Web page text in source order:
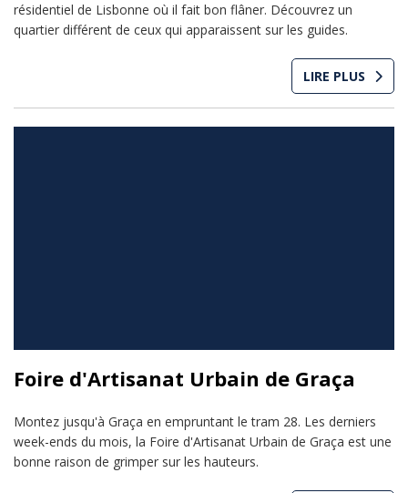
résidentiel de Lisbonne où il fait bon flâner. Découvrez un
quartier différent de ceux qui apparaissent sur les guides.
LIRE PLUS
Foire d'Artisanat Urbain de Graça
Montez jusqu'à Graça en empruntant le tram 28. Les derniers
week-ends du mois, la Foire d'Artisanat Urbain de Graça est une
bonne raison de grimper sur les hauteurs.